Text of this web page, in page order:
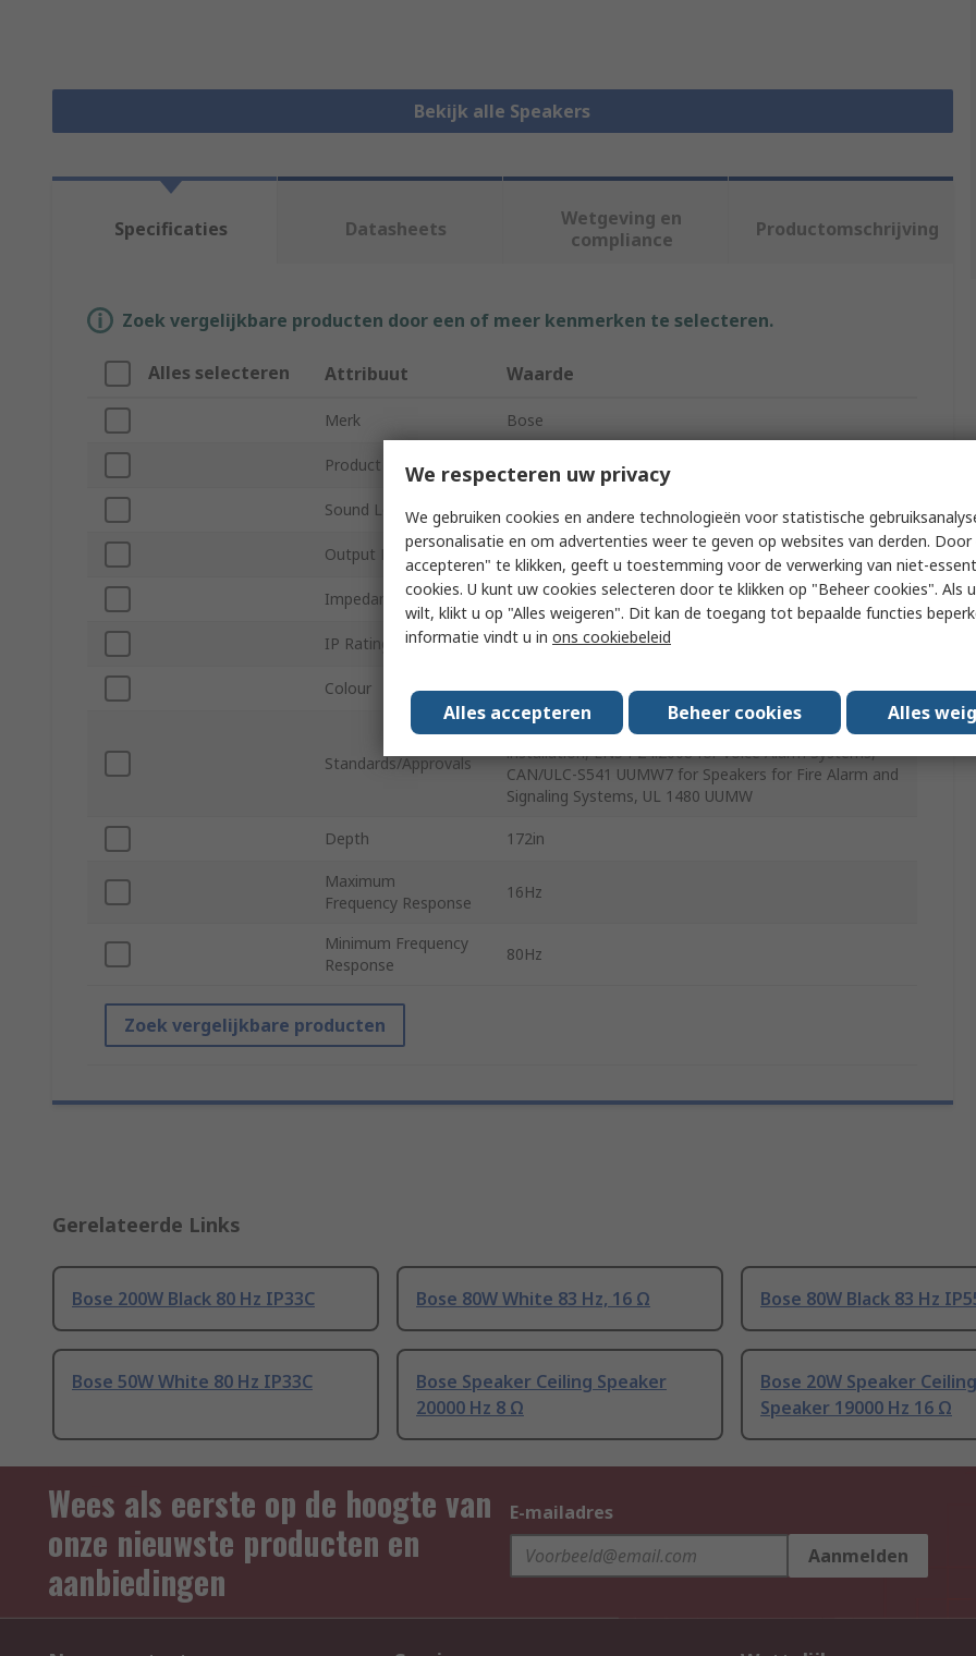
Bekijk alle Speakers
Specificaties Datasheets
Wetgeving en
compliance
Productomschrijving
Zoek vergelijkbare producten door een of meer kenmerken te selecteren.
Alles selecteren Attribuut Waarde
Merk Bose
Product Type Speaker Ceiling Speaker
Sound Level 88dB
Output Power 200W
Impedance 8Ω
IP Rating IP33C
Colour White, Black
Standards/Approvals
in compliance with UL 2043 for plenum-space
installation, EN54-24:2008 for Voice Alarm Systems,
CAN/ULC-S541 UUMW7 for Speakers for Fire Alarm and
Signaling Systems, UL 1480 UUMW
Depth 172in
Maximum
Frequency Response
16Hz
Minimum Frequency
Response
80Hz
Zoek vergelijkbare producten
Gerelateerde Links
Bose 200W Black 80 Hz IP33C Bose 80W White 83 Hz, 16 Ω Bose 80W Black 83 Hz
Bose 50W White 80 Hz IP33C
Bose Speaker Ceiling Speaker
20000 Hz 8 Ω
Bose 20W Speaker Ceiling
Speaker 19000 Hz 16 Ω
Wees als eerste op de hoogte van
onze nieuwste producten en
aanbiedingen
E-mailadres
Aanmelden
We respecteren uw privacy
We gebruiken cookies en andere technologieën voor statistische
personalisatie en om advertenties weer te geven op websites van derden. Door
accepteren" te klikken, geeft u toestemming voor de verwerking van niet-
cookies. U kunt uw cookies selecteren door te klikken op "Beheer cookies". Als
wilt, klikt u op "Alles weigeren". Dit kan de toegang tot bepaalde functies
informatie vindt u in ons cookiebeleid
Alles accepteren Beheer cookies Alles